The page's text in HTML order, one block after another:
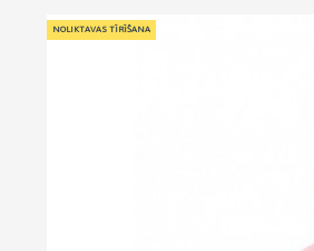
NOLIKTAVAS TĪRĪŠANA